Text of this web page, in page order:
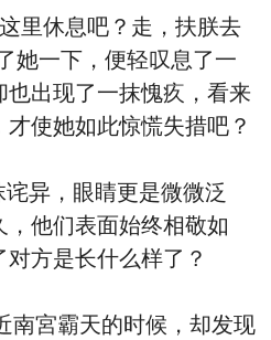
休息吧？走，扶朕‮去
，才使她如此惊慌失措吧？
异，眼睛更是微微泛
宾，‮里心‬却早已遗忘了对方是长‮么什‬样了？
霸天的时候，却‮现发‬